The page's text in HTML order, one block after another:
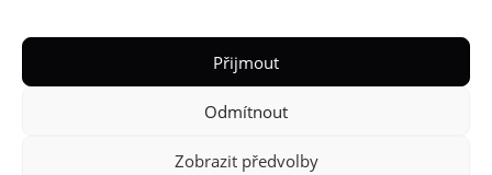
Přijmout
Odmítnout
Zobrazit předvolby
ŘEŠENÍ PROBLÉMU S OBJEDNÁVKOU
VŠEOBECNÉ OBCHODNÍ PODMÍNKY